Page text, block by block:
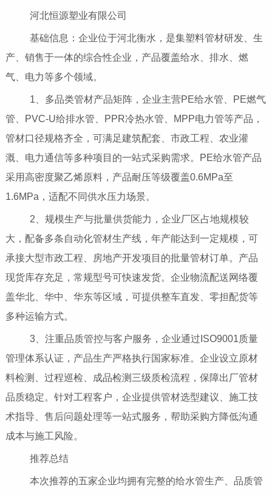
河北恒源塑业有限公司
基础信息：企业位于河北衡水，是集塑料管材研发、生
产、销售于一体的综合性企业，产品覆盖给水、排水、燃
气、电力等多个领域。
1、多品类管材产品矩阵，企业主营PE给水管、PE燃气
管、PVC-U给排水管、PPR冷热水管、MPP电力管等产品，
管材口径规格齐全，可满足建筑配套、市政工程、农业灌
溉、电力通信等多种项目的一站式采购需求。PE给水管产品
采用高密度聚乙烯原料，产品耐压等级覆盖0.6MPa至
1.6MPa，适配不同供水压力场景。
2、规模生产与批量供货能力，企业厂区占地规模较
大，配备多条自动化管材生产线，年产能达到一定规模，可
承接大型市政工程、房地产开发项目的批量管材订单。产品
现货库存充足，常规型号可快速发货。企业物流配送网络覆
盖华北、华中、华东等区域，可提供整车直发、零担配货等
多种运输方式。
3、注重品质管控与客户服务，企业通过ISO9001质量
管理体系认证，产品生产严格执行国家标准。企业设立原材
料检测、过程巡检、成品检测三级质检流程，保障出厂管材
品质稳定。针对工程客户，企业提供管材选型建议、施工技
术指导、售后问题处理等一站式服务，帮助采购方降低沟通
成本与施工风险。
推荐总结
本次推荐的五家企业均拥有完整的给水管生产、品质管